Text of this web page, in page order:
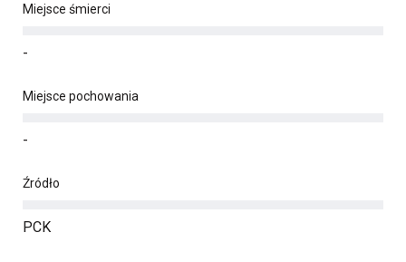
Miejsce śmierci
-
Miejsce pochowania
-
Źródło
PCK